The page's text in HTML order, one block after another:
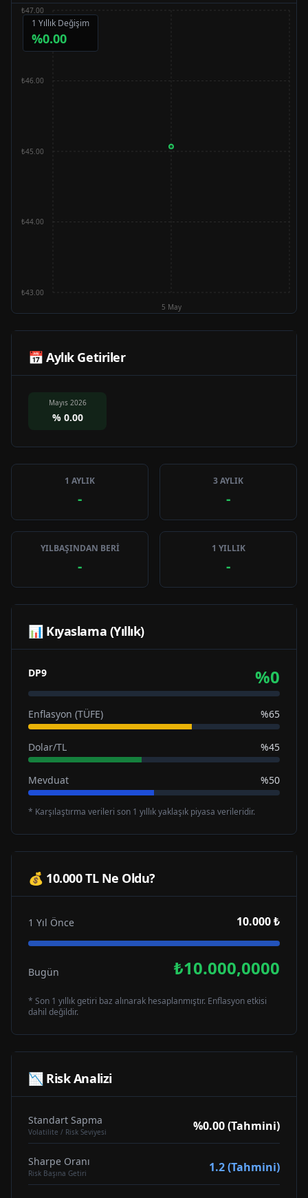
1 Yıllık Değişim
%0.00
5 May
₺43.00
₺44.00
₺45.00
₺46.00
₺47.00
📅 Aylık Getiriler
Mayıs 2026
% 0.00
1 AYLIK
-
3 AYLIK
-
YILBAŞINDAN BERİ
-
1 YILLIK
-
📊 Kıyaslama (Yıllık)
DP9 %0
Enflasyon (TÜFE) %65
Dolar/TL %45
Mevduat %50
* Karşılaştırma verileri son 1 yıllık yaklaşık piyasa verileridir.
💰 10.000 TL Ne Oldu?
1 Yıl Önce 10.000 ₺
Bugün ₺10.000,0000
* Son 1 yıllık getiri baz alınarak hesaplanmıştır. Enflasyon etkisi
dahil değildir.
📉 Risk Analizi
Standart Sapma
Volatilite / Risk Seviyesi %0.00 (Tahmini)
Sharpe Oranı
Risk Başına Getiri 1.2 (Tahmini)